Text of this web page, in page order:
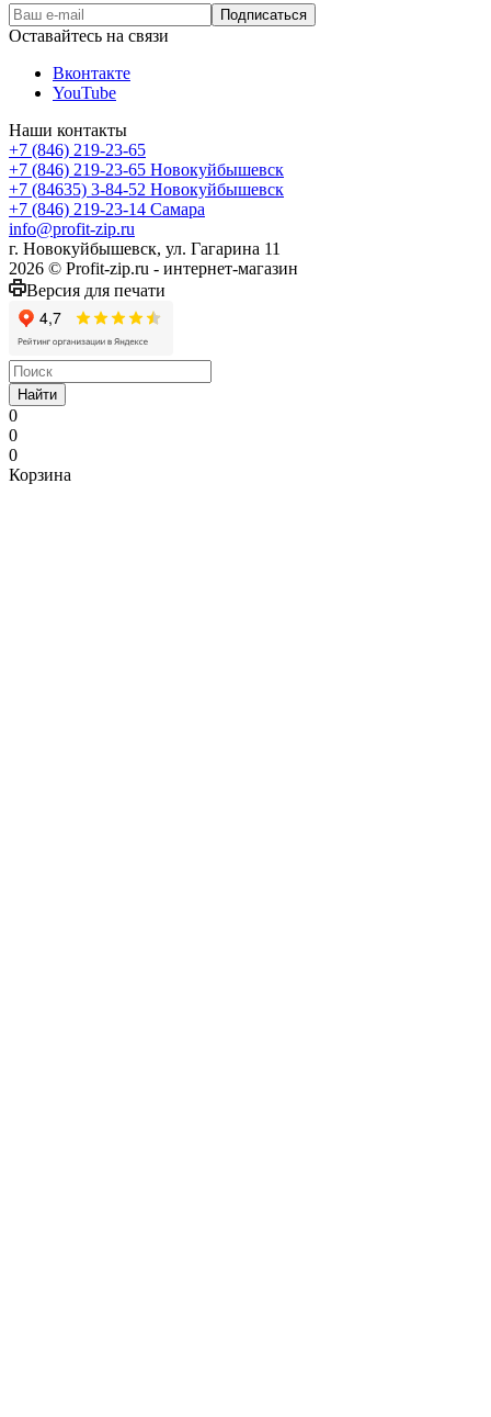
Оставайтесь на связи
Вконтакте
YouTube
Наши контакты
+7 (846) 219-23-65
+7 (846) 219-23-65 Новокуйбышевск
+7 (84635) 3-84-52 Новокуйбышевск
+7 (846) 219-23-14 Самара
info@profit-zip.ru
г. Новокуйбышевск, ул. Гагарина 11
2026 © Profit-zip.ru - интернет-магазин
Версия для печати
Найти
0
0
0
Корзина